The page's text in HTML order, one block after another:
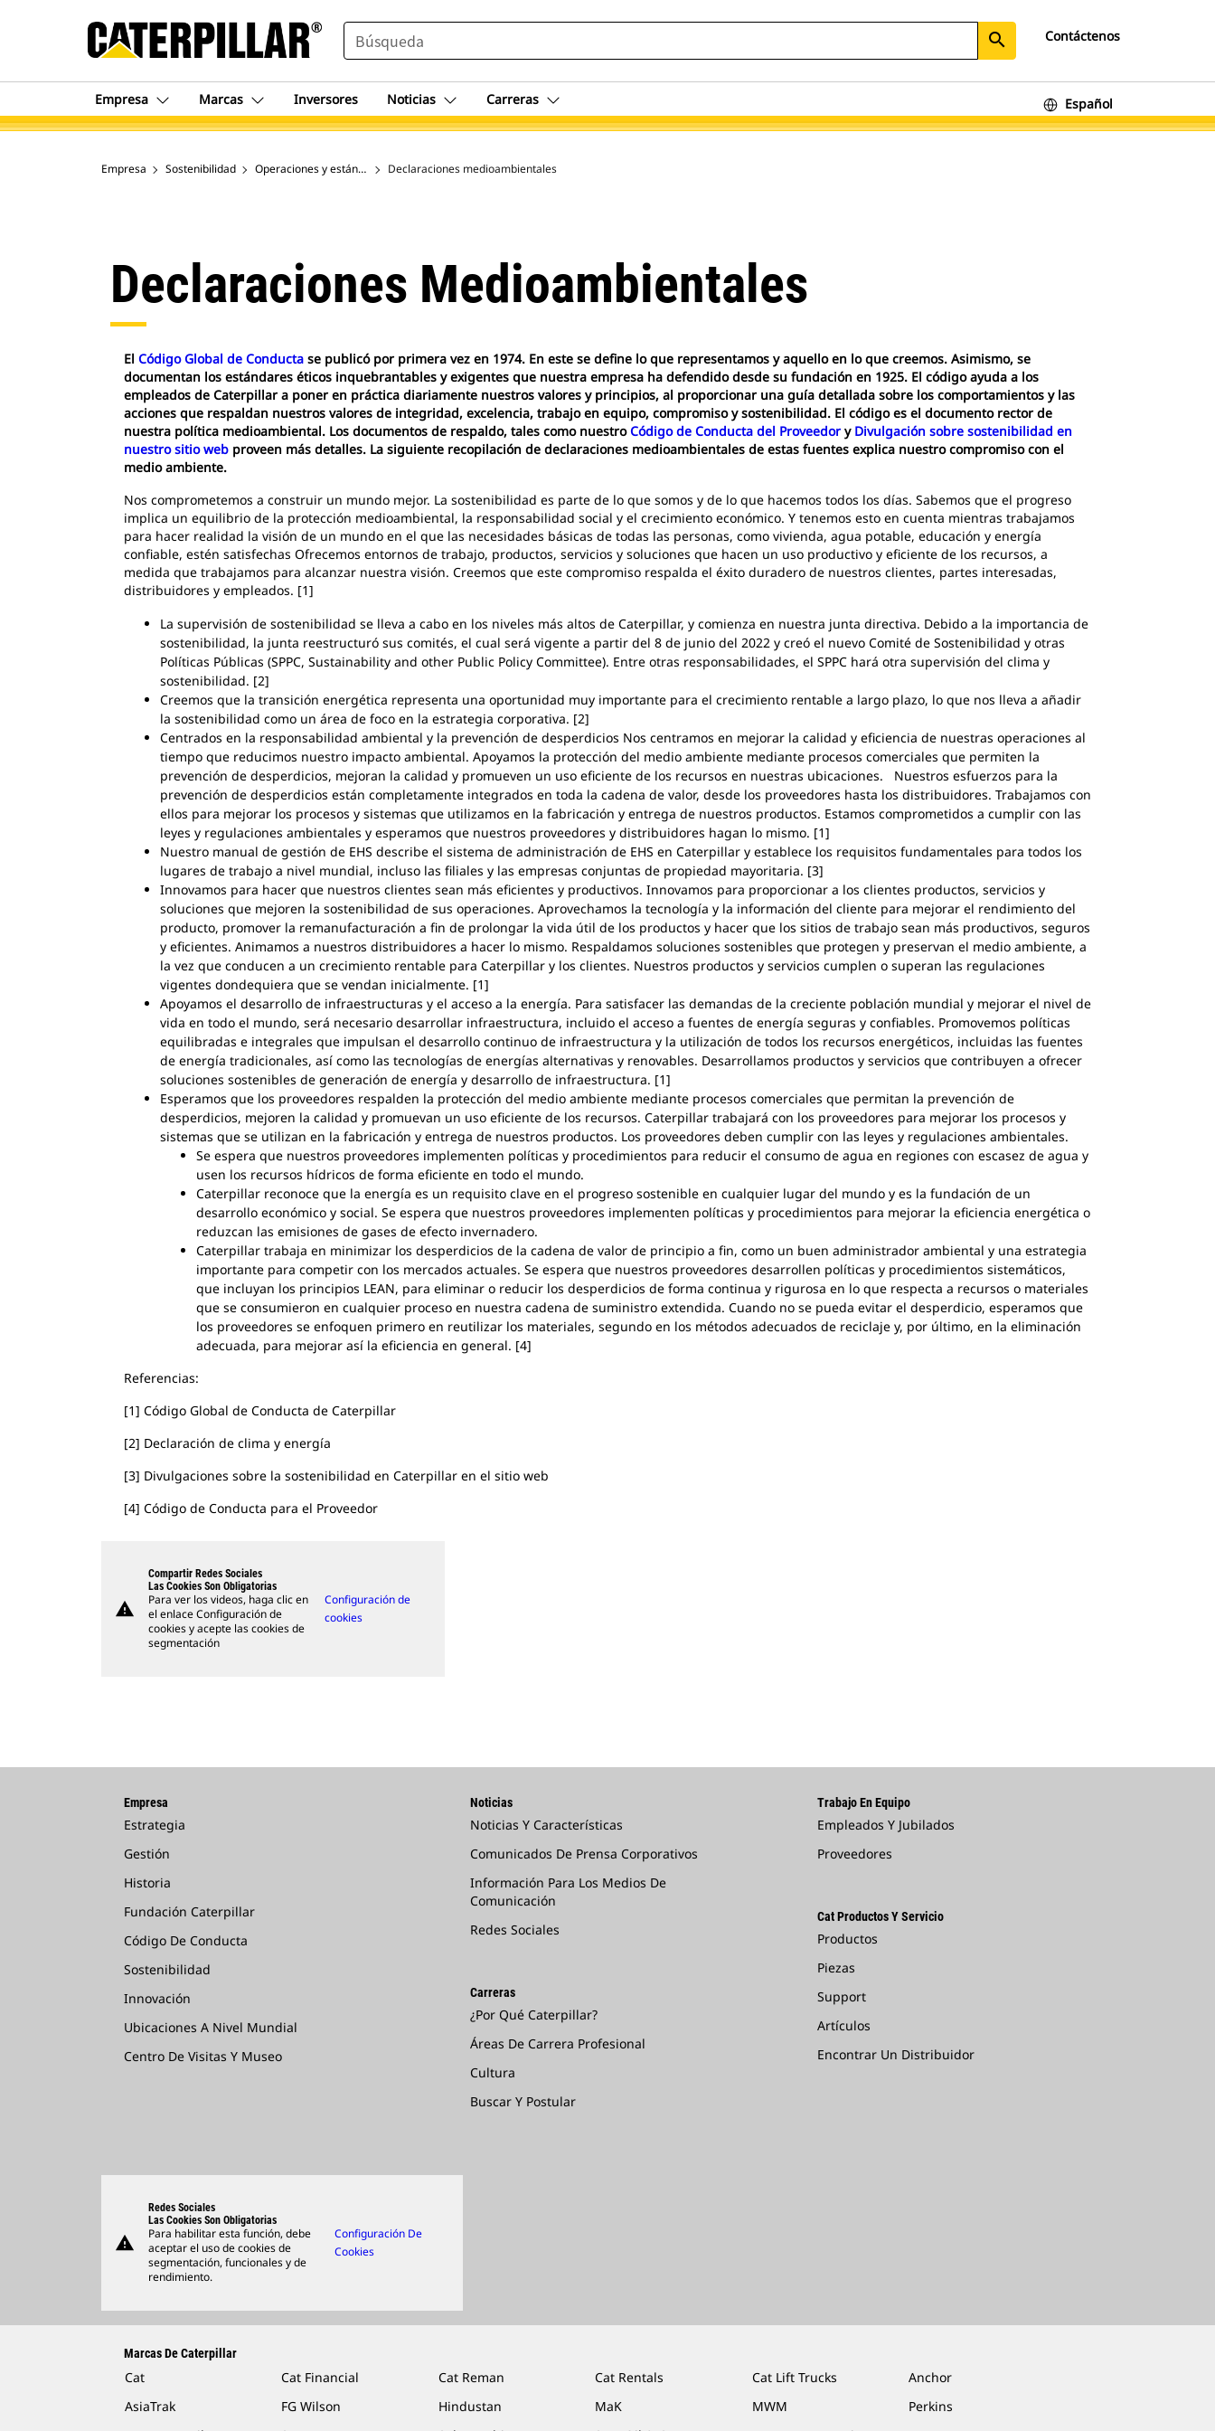
SEARCH search Contáctenos
Empresa Marcas Inversores Noticias Carreras Español
Empresa Sostenibilidad Operaciones y estándares de EHSDeclaraciones medioambientales
Declaraciones Medioambientales
El Código Global de Conducta se publicó por primera vez en 1974. En este se define lo que representamos y aquello en lo que creemos. Asimismo, se
documentan los estándares éticos inquebrantables y exigentes que nuestra empresa ha defendido desde su fundación en 1925. El código ayuda a los
empleados de Caterpillar a poner en práctica diariamente nuestros valores y principios, al proporcionar una guía detallada sobre los comportamientos y las
acciones que respaldan nuestros valores de integridad, excelencia, trabajo en equipo, compromiso y sostenibilidad. El código es el documento rector de
nuestra política medioambiental. Los documentos de respaldo, tales como nuestroCódigo de Conducta del Proveedor y Divulgación sobre sostenibilidad en
nuestro sitio web proveen más detalles. La siguiente recopilación de declaraciones medioambientales de estas fuentes explica nuestro compromiso con el
medio ambiente.
Nos comprometemos a construir un mundo mejor. La sostenibilidad es parte de lo que somos y de lo que hacemos todos los días. Sabemos que el progreso
implica un equilibrio de la protección medioambiental, la responsabilidad social y el crecimiento económico. Y tenemos esto en cuenta mientras trabajamos
para hacer realidad la visión de un mundo en el que las necesidades básicas de todas las personas, como vivienda, agua potable, educación y energía
confiable, estén satisfechas Ofrecemos entornos de trabajo, productos, servicios y soluciones que hacen un uso productivo y eficiente de los recursos, a
medida que trabajamos para alcanzar nuestra visión. Creemos que este compromiso respalda el éxito duradero de nuestros clientes, partes interesadas,
distribuidores y empleados. [1]
La supervisión de sostenibilidad se lleva a cabo en los niveles más altos de Caterpillar, y comienza en nuestra junta directiva. Debido a la importancia de
sostenibilidad, la junta reestructuró sus comités, el cual será vigente a partir del 8 de junio del 2022 y creó el nuevo Comité de Sostenibilidad y otras
Políticas Públicas (SPPC, Sustainability and other Public Policy Committee). Entre otras responsabilidades, el SPPC hará otra supervisión del clima y
sostenibilidad. [2]
Creemos que la transición energética representa una oportunidad muy importante para el crecimiento rentable a largo plazo, lo que nos lleva a añadir
la sostenibilidad como un área de foco en la estrategia corporativa. [2]
Centrados en la responsabilidad ambiental y la prevención de desperdicios Nos centramos en mejorar la calidad y eficiencia de nuestras operaciones al
tiempo que reducimos nuestro impacto ambiental. Apoyamos la protección del medio ambiente mediante procesos comerciales que permiten la
prevención de desperdicios, mejoran la calidad y promueven un uso eficiente de los recursos en nuestras ubicaciones. Nuestros esfuerzos para la
prevención de desperdicios están completamente integrados en toda la cadena de valor, desde los proveedores hasta los distribuidores. Trabajamos con
ellos para mejorar los procesos y sistemas que utilizamos en la fabricación y entrega de nuestros productos. Estamos comprometidos a cumplir con las
leyes y regulaciones ambientales y esperamos que nuestros proveedores y distribuidores hagan lo mismo. [1]
Nuestro manual de gestión de EHS describe el sistema de administración de EHS en Caterpillar y establece los requisitos fundamentales para todos los
lugares de trabajo a nivel mundial, incluso las filiales y las empresas conjuntas de propiedad mayoritaria. [3]
Innovamos para hacer que nuestros clientes sean más eficientes y productivos. Innovamos para proporcionar a los clientes productos, servicios y
soluciones que mejoren la sostenibilidad de sus operaciones. Aprovechamos la tecnología y la información del cliente para mejorar el rendimiento del
producto, promover la remanufacturación a fin de prolongar la vida útil de los productos y hacer que los sitios de trabajo sean más productivos, seguros
y eficientes. Animamos a nuestros distribuidores a hacer lo mismo. Respaldamos soluciones sostenibles que protegen y preservan el medio ambiente, a
la vez que conducen a un crecimiento rentable para Caterpillar y los clientes. Nuestros productos y servicios cumplen o superan las regulaciones
vigentes dondequiera que se vendan inicialmente. [1]
Apoyamos el desarrollo de infraestructuras y el acceso a la energía. Para satisfacer las demandas de la creciente población mundial y mejorar el nivel de
vida en todo el mundo, será necesario desarrollar infraestructura, incluido el acceso a fuentes de energía seguras y confiables. Promovemos políticas
equilibradas e integrales que impulsan el desarrollo continuo de infraestructura y la utilización de todos los recursos energéticos, incluidas las fuentes
de energía tradicionales, así como las tecnologías de energías alternativas y renovables. Desarrollamos productos y servicios que contribuyen a ofrecer
soluciones sostenibles de generación de energía y desarrollo de infraestructura. [1]
Esperamos que los proveedores respalden la protección del medio ambiente mediante procesos comerciales que permitan la prevención de
desperdicios, mejoren la calidad y promuevan un uso eficiente de los recursos. Caterpillar trabajará con los proveedores para mejorar los procesos y
sistemas que se utilizan en la fabricación y entrega de nuestros productos. Los proveedores deben cumplir con las leyes y regulaciones ambientales.
Se espera que nuestros proveedores implementen políticas y procedimientos para reducir el consumo de agua en regiones con escasez de agua y
usen los recursos hídricos de forma eficiente en todo el mundo.
Caterpillar reconoce que la energía es un requisito clave en el progreso sostenible en cualquier lugar del mundo y es la fundación de un
desarrollo económico y social. Se espera que nuestros proveedores implementen políticas y procedimientos para mejorar la eficiencia energética o
reduzcan las emisiones de gases de efecto invernadero.
Caterpillar trabaja en minimizar los desperdicios de la cadena de valor de principio a fin, como un buen administrador ambiental y una estrategia
importante para competir con los mercados actuales. Se espera que nuestros proveedores desarrollen políticas y procedimientos sistemáticos,
que incluyan los principios LEAN, para eliminar o reducir los desperdicios de forma continua y rigurosa en lo que respecta a recursos o materiales
que se consumieron en cualquier proceso en nuestra cadena de suministro extendida. Cuando no se pueda evitar el desperdicio, esperamos que
los proveedores se enfoquen primero en reutilizar los materiales, segundo en los métodos adecuados de reciclaje y, por último, en la eliminación
adecuada, para mejorar así la eficiencia en general. [4]
Referencias:
[1] Código Global de Conducta de Caterpillar
[2] Declaración de clima y energía
[3] Divulgaciones sobre la sostenibilidad en Caterpillar en el sitio web
[4] Código de Conducta para el Proveedor
warning
Compartir Redes Sociales
Las Cookies Son Obligatorias
Para ver los videos, haga clic en
el enlace Configuración de
cookies y acepte las cookies de
segmentación
Configuración de
cookies
Empresa
Estrategia
Gestión
Historia
Fundación Caterpillar
Código De Conducta
Sostenibilidad
Innovación
Ubicaciones A Nivel Mundial
Centro De Visitas Y Museo
Noticias
Noticias Y Características
Comunicados De Prensa Corporativos
Información Para Los Medios De
Comunicación
Redes Sociales
Carreras
¿Por Qué Caterpillar?
Áreas De Carrera Profesional
Cultura
Buscar Y Postular
Trabajo En Equipo
Empleados Y Jubilados
Proveedores
Cat Productos Y Servicio
Productos
Piezas
Support
Artículos
Encontrar Un Distribuidor
warning
Redes Sociales
Las Cookies Son Obligatorias
Para habilitar esta función, debe
aceptar el uso de cookies de
segmentación, funcionales y de
rendimiento.
Configuración De
Cookies
Marcas De Caterpillar
Cat Cat Financial Cat Reman Cat Rentals Cat Lift Trucks
Anchor
AsiaTrak
FG Wilson Hindustan MaK MWM
Perkins